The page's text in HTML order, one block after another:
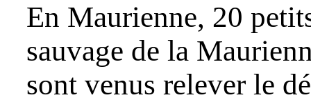
En Maurienne, 20
sauvage de la
sont venus relever le